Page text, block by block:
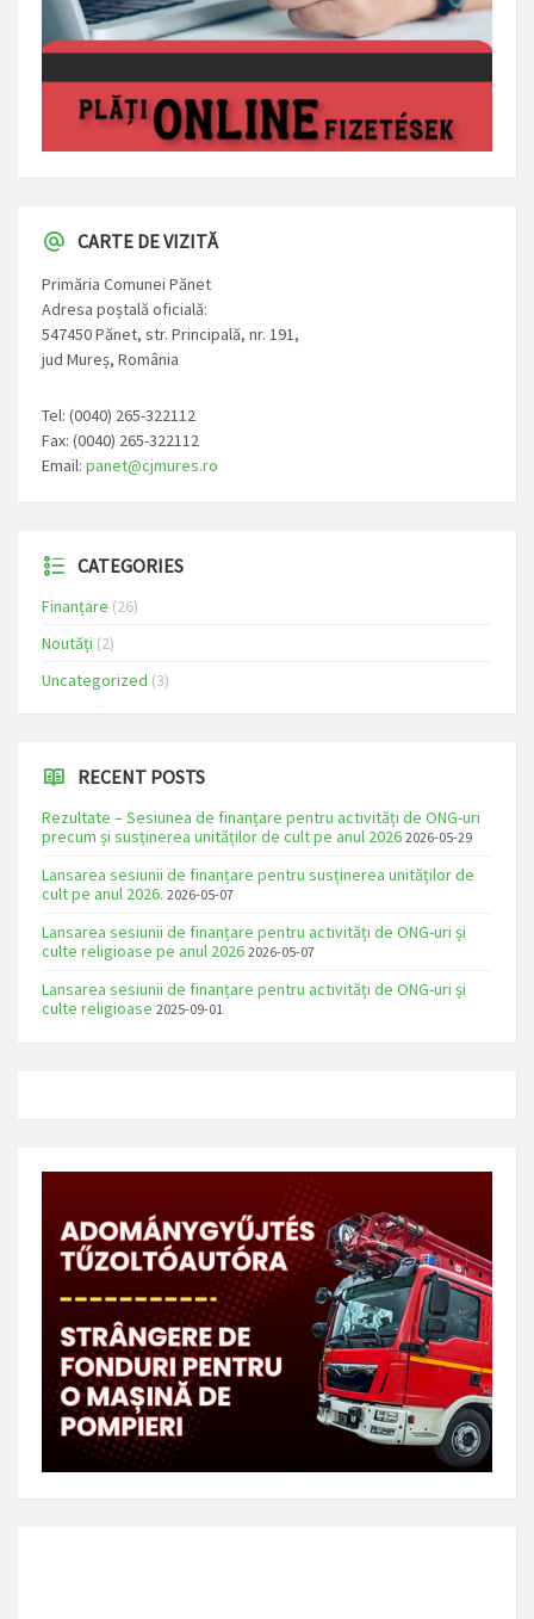
CARTE DE VIZITĂ
Primăria Comunei Pănet
Adresa poștală oficială:
547450 Pănet, str. Principală, nr. 191,
jud Mureș, România
Tel: (0040) 265-322112
Fax: (0040) 265-322112
Email: panet@cjmures.ro
CATEGORIES
Finanțare (26)
Noutăți (2)
Uncategorized (3)
RECENT POSTS
Rezultate – Sesiunea de finanțare pentru activități de ONG-uri
precum și susținerea unităților de cult pe anul 2026 2026-05-29
Lansarea sesiunii de finanțare pentru susținerea unităților de
cult pe anul 2026. 2026-05-07
Lansarea sesiunii de finanțare pentru activități de ONG-uri și
culte religioase pe anul 2026 2026-05-07
Lansarea sesiunii de finanțare pentru activități de ONG-uri și
culte religioase 2025-09-01